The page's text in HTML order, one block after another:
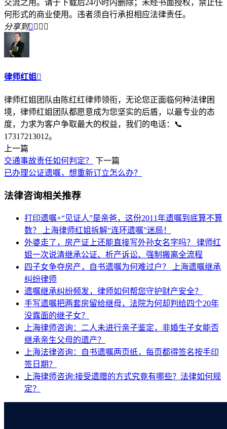
交流之用。请于下载后24小时内删除；未经书面授权，禁止任
何形式的商业使用。违者须自行承担相应法律责任。
分享到   
律师红姐 
律师红姐团队由陈红红律师领衔，无论您正面临何种法律困
境，律师红姐团队都愿意成为您坚实的后盾，以最专业的态
度，力求为客户争取最大的权益，我们的电话：📞
17317213012。
上一篇
交通事故责任如何判定？
下一篇
已办理公证遗嘱，想重新订立怎么办？
法律咨询相关推荐
打印遗嘱+“见证人”是亲爸，这份2011年遗嘱到底算不算
数？
上海律师红姐拆解“连环遗嘱”迷局！
外婆走了，房产证上还能直接写外孙女名字吗？ 律师红
姐一次说清继承公证、析产诉讼、强制搬离全流程
四子女争夺房产，自书遗嘱为何难过户？
上海遗嘱继承
纠纷律师
遗嘱继承纠纷频发，律师如何帮您守护财产安全？
手写遗嘱把两套房留给继母，法院为何却判给四个20年
没露面的继子女？
上海律师咨询：二人未进行亲子鉴定，非婚生子女能否
继承亲生父母的遗产？
上海法律咨询：自书遗嘱两页纸，每页都得签名按手印
签日期？
上海律师咨询:接受遗赠的方式究竟有哪些？法律如何规
定？